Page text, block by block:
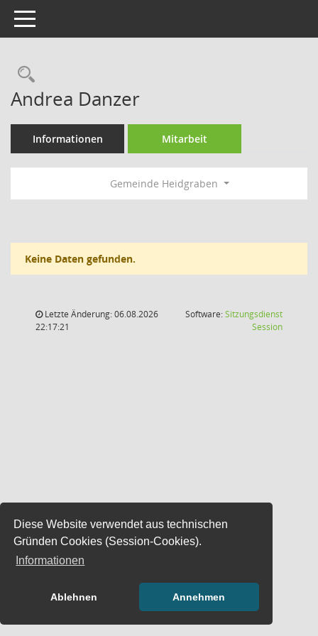
Diese Website verwendet aus technischen
Gründen Cookies (Session-Cookies).
Informationen
Ablehnen Annehmen
Toggle navigation
Rechercheauswahl
Andrea Danzer
Informationen Mitarbeit
Gemeinde Heidgraben
Keine Daten gefunden.
Letzte Änderung: 06.08.2026
22:17:21
Software:Sitzungsdienst
Session(Wird in